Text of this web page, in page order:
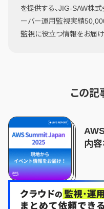
を提供する、JIG-SAW株
ーバー運用監視実績
監視に役立つ情報をお届け
この記
内容